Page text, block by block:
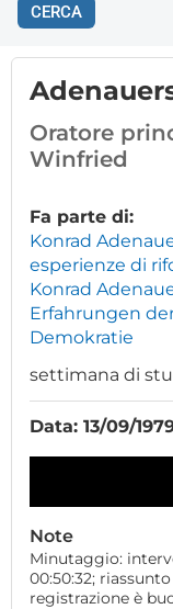
CERCA
Oratore
Winfried
Fa parte di:
Konrad
esperienze di
Konrad
Erfahrungen
Demokratie
settimana di
Data: 13/09/
Note
Minutaggio:
00:50:32; riassunto
registrazione è